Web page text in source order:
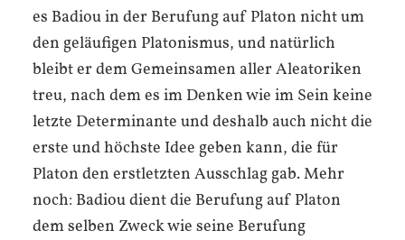
es Badiou in der Berufung auf Platon nicht um
den geläufigen Platonismus, und natürlich
bleibt er dem Gemeinsamen aller Aleatoriken
treu, nach dem es im Denken wie im Sein keine
letzte Determinante und deshalb auch nicht die
erste und höchste Idee geben kann, die für
Platon den erstletzten Ausschlag gab. Mehr
noch: Badiou dient die Berufung auf Platon
dem selben Zweck wie seine Berufung